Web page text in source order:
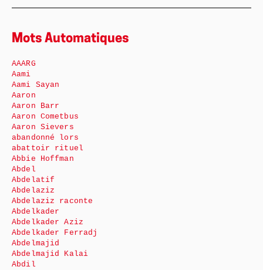
Mots Automatiques
AAARG
Aami
Aami Sayan
Aaron
Aaron Barr
Aaron Cometbus
Aaron Sievers
abandonné lors
abattoir rituel
Abbie Hoffman
Abdel
Abdelatif
Abdelaziz
Abdelaziz raconte
Abdelkader
Abdelkader Aziz
Abdelkader Ferradj
Abdelmajid
Abdelmajid Kalai
Abdil